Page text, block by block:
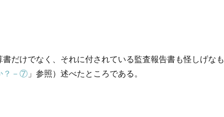
だけでなく、それに付されている監査報告書も怪しげなも
？－⑦ 」参照）述べたところである。